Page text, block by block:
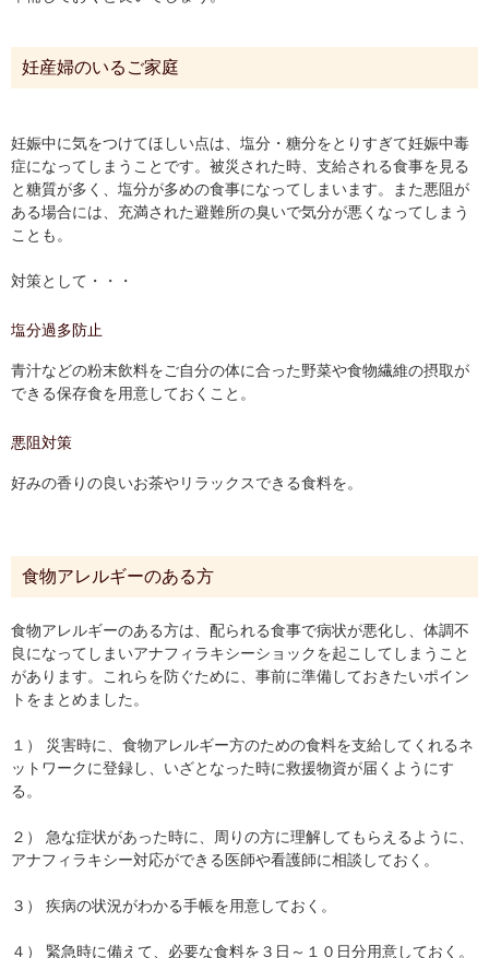
妊産婦のいるご家庭
妊娠中に気をつけてほしい点は、塩分・糖分をとりすぎて妊娠中毒
症になってしまうことです。被災された時、支給される食事を見る
と糖質が多く、塩分が多めの食事になってしまいます。また悪阻が
ある場合には、充満された避難所の臭いで気分が悪くなってしまう
ことも。
対策として・・・
塩分過多防止
青汁などの粉末飲料をご自分の体に合った野菜や食物繊維の摂取が
できる保存食を用意しておくこと。
悪阻対策
好みの香りの良いお茶やリラックスできる食料を。
食物アレルギーのある方
食物アレルギーのある方は、配られる食事で病状が悪化し、体調不
良になってしまいアナフィラキシーショックを起こしてしまうこと
があります。これらを防ぐために、事前に準備しておきたいポイン
トをまとめました。
１） 災害時に、食物アレルギー方のための食料を支給してくれるネ
ットワークに登録し、いざとなった時に救援物資が届くようにす
る。
２） 急な症状があった時に、周りの方に理解してもらえるように、
アナフィラキシー対応ができる医師や看護師に相談しておく。
３） 疾病の状況がわかる手帳を用意しておく。
４） 緊急時に備えて、必要な食料を３日～１０日分用意しておく。